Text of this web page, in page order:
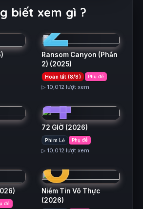
biết xem gì ?
2
Ransom Canyon (Phần
2) (2025)
Hoàn tất (8/8) Phụ đề
▷ 10,012 lượt xem
4
72 GIỜ (2026)
Phim Lẻ Phụ đề
▷ 10,012 lượt xem
đề
6
Niềm Tin Vô Thực
(2026)